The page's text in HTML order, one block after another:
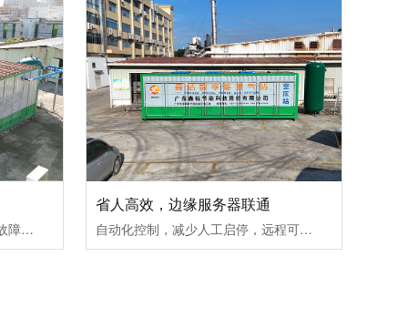
设备异常，保养到期提前通知，故障及时维护，降低紧急运维成本10-30%。
省人高效，边缘服务器联通
自动化控制，减少人工启停，远程可视化监控，历史参数存储分析，大幅减少人工抄表&点检，最终实现空压系统设备端、边缘端、云端有效结合，保证空压系统的高效、安全运行。